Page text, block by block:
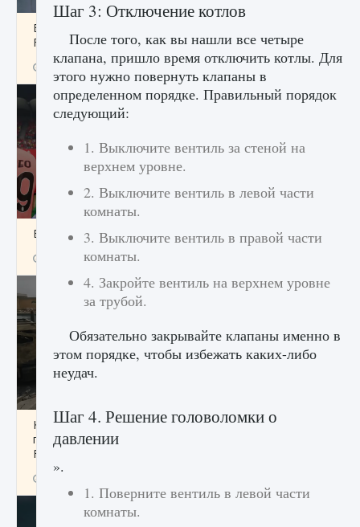
Все новые функции в режиме карьеры EA
FC 25
9 августа 2024 2 096 0 2
Входят ли «Милан» и «Интер» в EA FC 25
9 августа 2024
Как исправить текстовую ошибку
пользовательского интерфейса Delta
Force Hawk Ops
Шаг 3: Отключение котлов
После того, как вы нашли все четыре
клапана, пришло время отключить котлы. Для
этого нужно повернуть клапаны в
определенном порядке. Правильный порядок
следующий:
1. Выключите вентиль за стеной на
верхнем уровне.
2. Выключите вентиль в левой части
комнаты.
3. Выключите вентиль в правой части
комнаты.
4. Закройте вентиль на верхнем уровне
за трубой.
Обязательно закрывайте клапаны именно в
этом порядке, чтобы избежать каких-либо
неудач.
Шаг 4. Решение головоломки о
давлении
».
1. Поверните вентиль в левой части
комнаты.